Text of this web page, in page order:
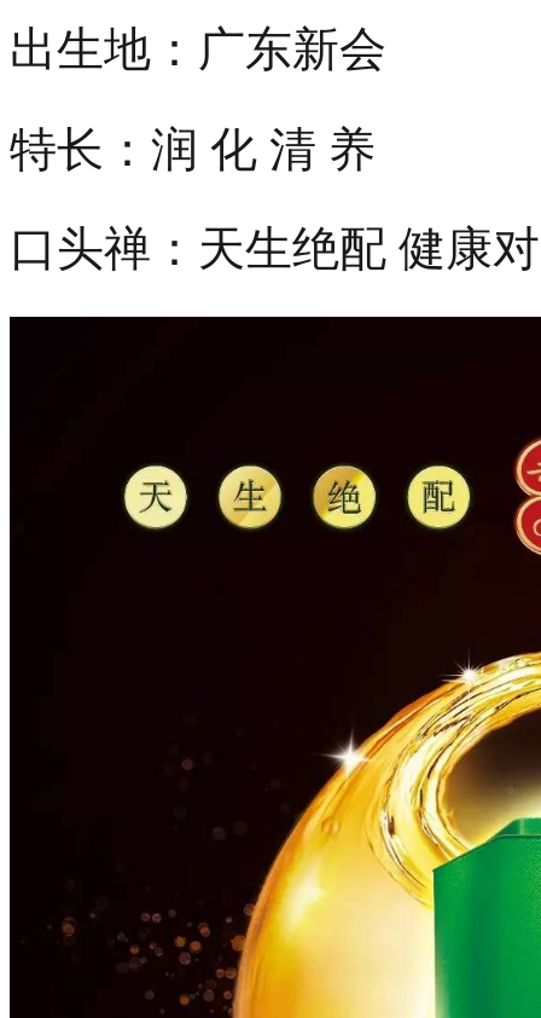
出生地：广东新会
特长：润 化 清 养
口头禅：天生绝配 健康